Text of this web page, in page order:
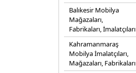
Balıkesir Mobilya
Mağazaları,
Fabrikaları, İmalatçıları
Kahramanmaraş
Mobilya İmalatçıları,
Mağazaları, Fabrikaları